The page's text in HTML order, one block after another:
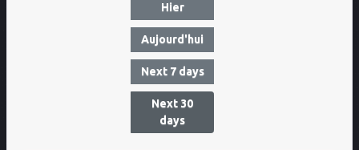
Hier
Aujourd'hui
Next 7 days
Next 30
days